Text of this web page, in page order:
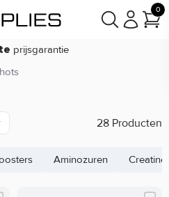
0
goodie(s)
prijsgarantie
in
Supplementen
28 Producten
Aminozuren Creatine